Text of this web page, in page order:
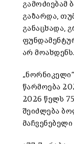
გამოძიებამ
გაზარდა,
განაცხადა,
არ მოახდენს.
წარმოება
2026 წელს
შეიძლება
მაჩვენებელი